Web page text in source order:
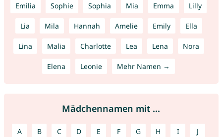
Emilia Sophie Sophia Mia Emma Lilly
Lia Mila Hannah Amelie Emily Ella
Lina Malia Charlotte Lea Lena Nora
Elena Leonie Mehr Namen →
Mädchennamen mit ...
A B C D E F G H I J